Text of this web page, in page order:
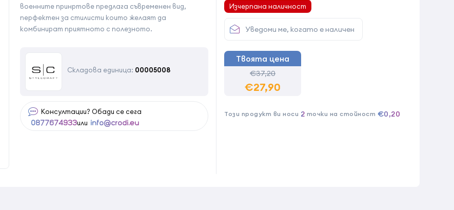
военните принртове предлага съвременен вид,
перфектен за стилисти които желаят да
комбинират приятното с полезното.
Складова единица: 00005008
Консултации? Обади се сега
0877674933или info@crodi.eu
Изчерпана наличност
Уведоми ме, когато е наличен
Твоята цена
€37,20
€27,90
Този продукт ви носи 2 точки на стойност €0,20